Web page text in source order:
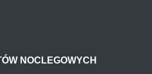
NOCLEGOWYCH